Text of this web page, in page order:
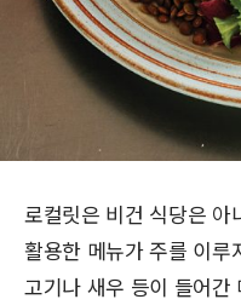
로컬릿은 비건 식당은 아
활용한 메뉴가 주를 이루
고기나 새우 등이 들어간